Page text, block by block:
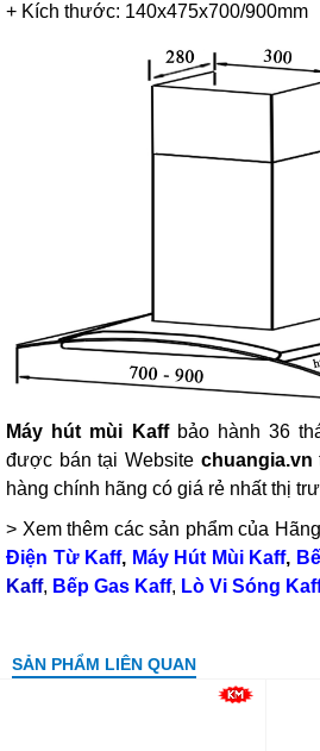
+ Kích thước: 140x475x700/900mm
Máy hút mùi Kaff bảo hành 36
được bán tại Website chuangia.vn
hàng chính hãng có giá rẻ nhất thị
> Xem thêm các sản phẩm của
Điện Từ Kaff, Máy Hút Mùi Kaff,
Kaff, Bếp Gas Kaff, Lò Vi Sóng
SẢN PHẨM LIÊN QUAN